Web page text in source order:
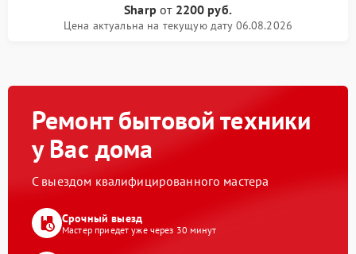
Sharp от 2200 руб.
Цена актуальна на текущую дату 06.08.2026
Ремонт бытовой техники
у Вас дома
С выездом квалифицированного мастера
Срочный выезд
Мастер приедет уже через 30 минут